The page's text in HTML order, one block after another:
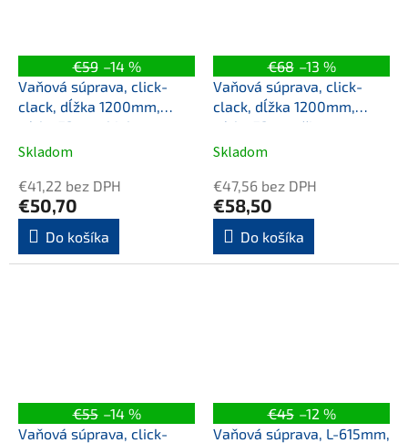
€59 –14 %
Vaňová súprava, click-
clack, dĺžka 1200mm,
zátka 72mm, biela
Skladom
€41,22 bez DPH
€50,70
Do košíka
€68 –13 %
Vaňová súprava, click-
clack, dĺžka 1200mm,
zátka 72mm, čierna mat
Skladom
€47,56 bez DPH
€58,50
Do košíka
€55 –14 %
Vaňová súprava, click-
€45 –12 %
Vaňová súprava, L-615mm,